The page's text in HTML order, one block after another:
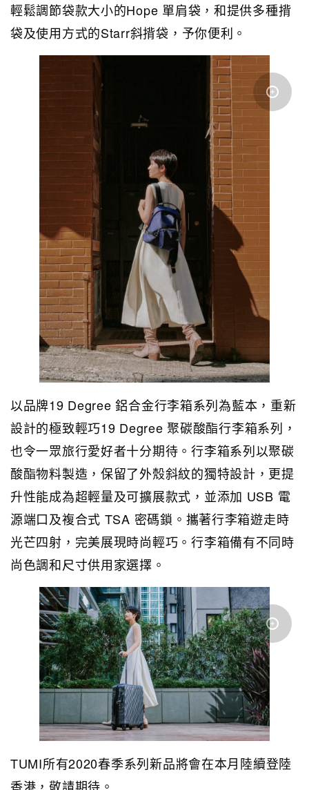
輕鬆調節袋款大小的Hope 單肩袋，和提供多種揹
袋及使用方式的Starr斜揹袋，予你便利。
以品牌19 Degree 鋁合金行李箱系列為藍本，重新
設計的極致輕巧19 Degree 聚碳酸酯行李箱系列，
也令一眾旅行愛好者十分期待。行李箱系列以聚碳
酸酯物料製造，保留了外殼斜紋的獨特設計，更提
升性能成為超輕量及可擴展款式，並添加 USB 電
源端口及複合式 TSA 密碼鎖。攜著行李箱遊走時
光芒四射，完美展現時尚輕巧。行李箱備有不同時
尚色調和尺寸供用家選擇。
TUMI所有2020春季系列新品將會在本月陸續登陸
香港，敬請期待。